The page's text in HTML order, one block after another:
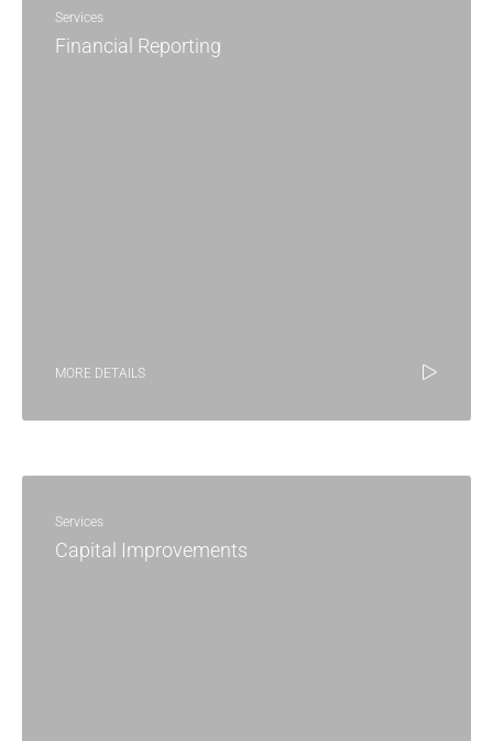
Services
Financial Reporting
MORE DETAILS
Services
Capital Improvements